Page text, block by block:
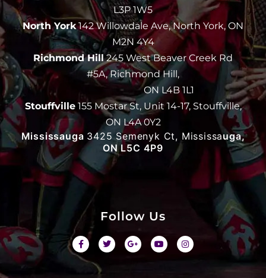
L3P 1W5
North York142 Willowdale Ave, North York, ON
M2N 4Y4
Richmond Hill245 West Beaver Creek Rd
#5A, Richmond Hill,
ON L4B 1L1
Stouffville155 Mostar St, Unit 14-17, Stouffville,
ON L4A 0Y2
Mississauga 3425 Semenyk Ct, Mississauga,
ON L5C 4P9
Follow Us